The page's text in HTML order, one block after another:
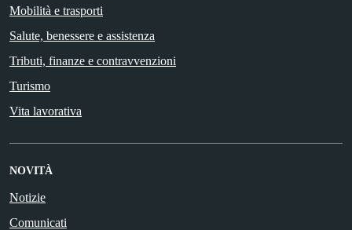
Mobilità e trasporti
Salute, benessere e assistenza
Tributi, finanze e contravvenzioni
Turismo
Vita lavorativa
NOVITÀ
Notizie
Comunicati